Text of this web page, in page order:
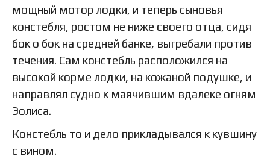
мощный мотор лодки, и теперь сыновья
констебля, ростом не ниже своего отца, сидя
бок о бок на средней банке, выгребали против
течения. Сам констебль расположился на
высокой корме лодки, на кожаной подушке, и
направлял судно к маячившим вдалеке огням
Эолиса.
Констебль то и дело прикладывался к кувшину
с вином.